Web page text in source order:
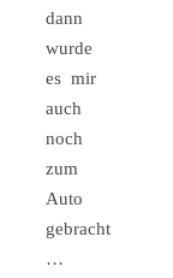
dann
wurde
es mir
auch
noch
zum
Auto
gebracht
…